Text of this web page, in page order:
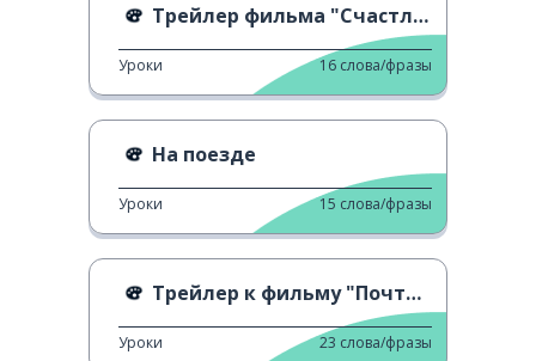
Трейлер фильма "Счастливый Лазарь"
Уроки 16 слова/фразы
На поезде
Уроки 15 слова/фразы
Трейлер к фильму "Почтальон"
Уроки 23 слова/фразы